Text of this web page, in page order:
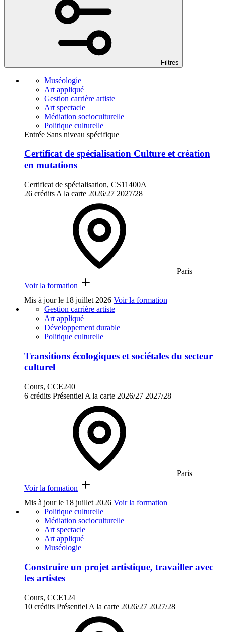
Filtres
Muséologie
Art appliqué
Gestion carrière artiste
Art spectacle
Médiation socioculturelle
Politique culturelle
Entrée Sans niveau spécifique
Certificat de spécialisation Culture et création
en mutations
Certificat de spécialisation, CS11400A
26 crédits A la carte 2026/27 2027/28
Paris
Voir la formation
Mis à jour le 18 juillet 2026 Voir la formation
Gestion carrière artiste
Art appliqué
Développement durable
Politique culturelle
Transitions écologiques et sociétales du secteur
culturel
Cours, CCE240
6 crédits Présentiel A la carte 2026/27 2027/28
Paris
Voir la formation
Mis à jour le 18 juillet 2026 Voir la formation
Politique culturelle
Médiation socioculturelle
Art spectacle
Art appliqué
Muséologie
Construire un projet artistique, travailler avec
les artistes
Cours, CCE124
10 crédits Présentiel A la carte 2026/27 2027/28